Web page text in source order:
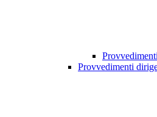
Provvedimenti